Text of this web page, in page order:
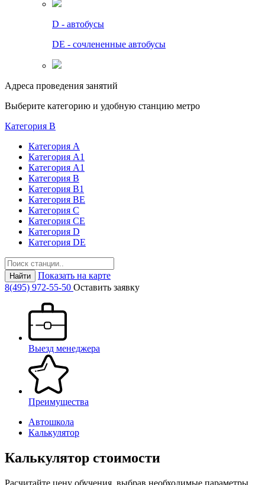
D - автобусы
DE - сочлененные автобусы
Адреса проведения занятий
Выберите категорию и удобную станцию метро
Категория B
Категория А
Категория А1
Категория А1
Категория В
Категория В1
Категория BE
Категория С
Категория СЕ
Категория D
Категория DE
Найти
Показать на карте
8(495) 972-55-50 Оставить заявку
Выезд менеджера
Преимущества
Автошкола
Калькулятор
Калькулятор стоимости
Расчитайте цену обучения, выбрав необходимые параметры